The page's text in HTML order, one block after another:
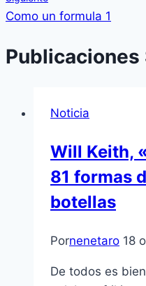
Como un formula 1
Publicaciones
Noticia
Will Keith,
81 formas
botellas
Pornenetaro 18
De todos es